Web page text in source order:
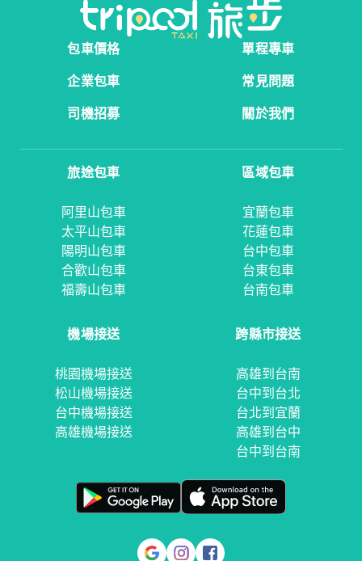
包車價格
單程專車
企業包車
常見問題
司機招募
關於我們
旅途包車
阿里山包車
太平山包車
陽明山包車
合歡山包車
福壽山包車
區域包車
宜蘭包車
花蓮包車
台中包車
台東包車
台南包車
機場接送
桃園機場接送
松山機場接送
台中機場接送
高雄機場接送
跨縣市接送
高雄到台南
台中到台北
台北到宜蘭
高雄到台中
台中到台南